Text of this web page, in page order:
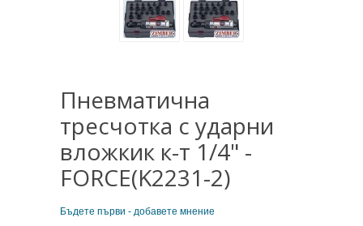
Пневматична
тресчотка с ударни
вложкик к-т 1/4" -
FORCE(K2231-2)
Бъдете първи - добавете мнение